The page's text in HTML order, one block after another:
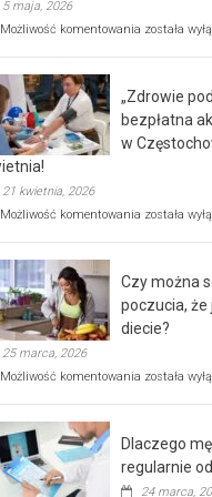
5 maja, 2026
Możliwość komentowania Rusza
rehabilitacji
dla
seniorów!
została
„Zdrowie
bezpłatna
w
21 kwietnia, 2026
Możliwość komentowania „Zdrowie
bezpłatna
akcja
profilaktyczna
w
już
kwietnia!
została
Czy można
poczucia, że
diecie?
25 marca, 2026
Możliwość komentowania Czy
poczucia,
że
została
Dlaczego
regularnie
24 marca,